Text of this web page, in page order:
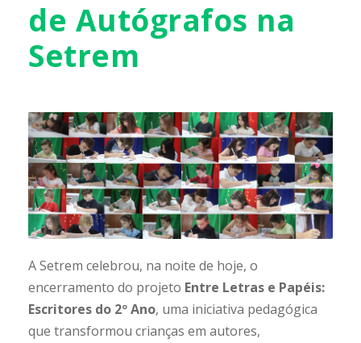
de Autógrafos na
Setrem
A Setrem celebrou, na noite de hoje, o
encerramento do projeto Entre Letras e Papéis:
Escritores do 2º Ano, uma iniciativa pedagógica
que transformou crianças em autores,